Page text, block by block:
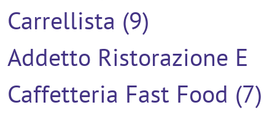
Carrellista (9)
Addetto Ristorazione E
Caffetteria Fast Food (7)